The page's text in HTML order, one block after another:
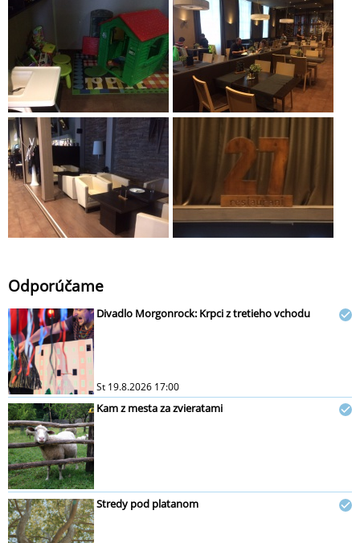
Odporúčame
Divadlo Morgonrock: Krpci z tretieho vchodu
St 19.8.2026 17:00
Kam z mesta za zvieratami
Stredy pod platanom